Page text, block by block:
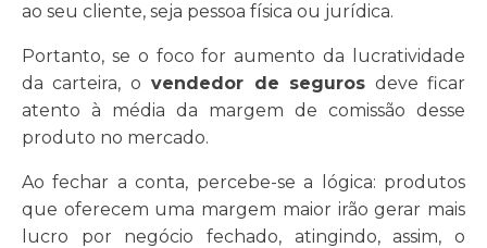
ao seu cliente, seja pessoa física ou jurídica.
Portanto, se o foco for aumento da lucratividade
da carteira, o vendedor de seguros deve ficar
atento à média da margem de comissão desse
produto no mercado.
Ao fechar a conta, percebe-se a lógica: produtos
que oferecem uma margem maior irão gerar mais
lucro por negócio fechado, atingindo, assim, o